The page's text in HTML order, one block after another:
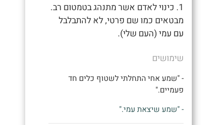
1. כינוי לאדם אשר מתנהג בטמטום רב.
מבטאים כמו שם פרטי, לא להתבלבל
עם עמי (העם שלי).
שימושים
- "שמע אחי התחלתי לשטוף כלים חד
פעמיים."
- "שמע שיצאת עמי."